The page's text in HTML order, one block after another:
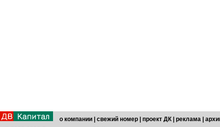
о компании свежий номер проект ДК реклама